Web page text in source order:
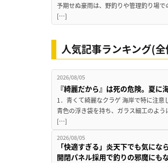
予期せぬ豪雨は、野釣りや管理釣り場で
[…]
人気記事ランキング(全
2026/08/05
『綺麗だから』は死の危険。夏に
1．青くて綺麗なクラゲ 海岸で特に注
青色の浮き袋を持ち、ガラス細工のよ
[…]
2026/08/05
「快適すぎる」炎天下でも気に
開閉パネル採用で釣りの邪魔にも